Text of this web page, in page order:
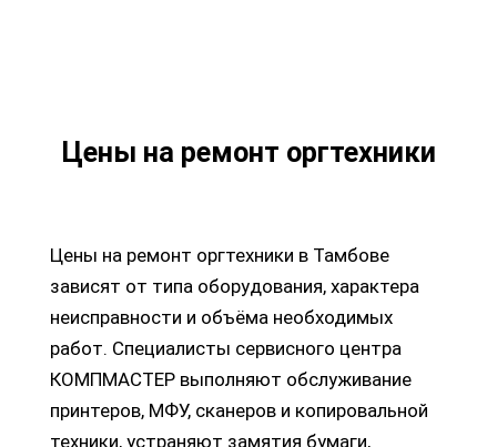
неисправности и объёма необходимых
работ. Специалисты сервисного центра
КОМПМАСТЕР выполняют обслуживание
принтеров, МФУ, сканеров и копировальной
техники, устраняют замятия бумаги,
ремонтируют печатающие узлы и другие
механические элементы устройства